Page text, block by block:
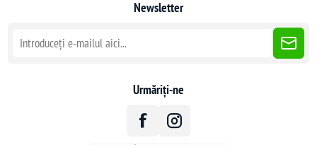
Newsletter
Urmăriți-ne